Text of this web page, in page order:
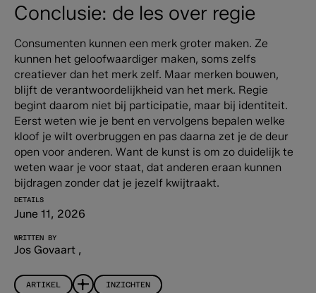
Conclusie: de les over regie
Consumenten kunnen een merk groter maken. Ze
kunnen het geloofwaardiger maken, soms zelfs
creatiever dan het merk zelf. Maar merken bouwen,
blijft de verantwoordelijkheid van het merk. Regie
begint daarom niet bij participatie, maar bij identiteit.
Eerst weten wie je bent en vervolgens bepalen welke
kloof je wilt overbruggen en pas daarna zet je de deur
open voor anderen. Want de kunst is om zo duidelijk te
weten waar je voor staat, dat anderen eraan kunnen
bijdragen zonder dat je jezelf kwijtraakt.
DETAILS
June 11, 2026
WRITTEN BY
Jos Govaart ,
ARTIKEL INZICHTEN